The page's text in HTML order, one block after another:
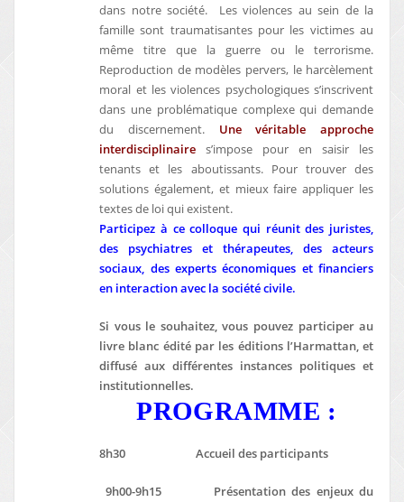
dans notre société. Les violences au sein de la
famille sont traumatisantes pour les victimes au
même titre que la guerre ou le terrorisme.
Reproduction de modèles pervers, le harcèlement
moral et les violences psychologiques s’inscrivent
dans une problématique complexe qui demande
du discernement. Une véritable approche
interdisciplinaire s’impose pour en saisir les
tenants et les aboutissants. Pour trouver des
solutions également, et mieux faire appliquer les
textes de loi qui existent.
Participez à ce colloque qui réunit des juristes,
des psychiatres et thérapeutes, des acteurs
sociaux, des experts économiques et financiers
en interaction avec la société civile.
Si vous le souhaitez, vous pouvez participer au
livre blanc édité par les éditions l’Harmattan, et
diffusé aux différentes instances politiques et
institutionnelles.
PROGRAMME :
8h30 Accueil des participants
9h00-9h15 Présentation des enjeux du